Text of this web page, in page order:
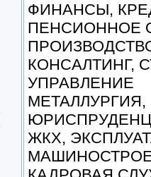
ФИНАНСЫ,
ПЕНСИОННОЕ
КОНСАЛТИНГ,
УПРАВЛЕНИЕ
ЖКХ,